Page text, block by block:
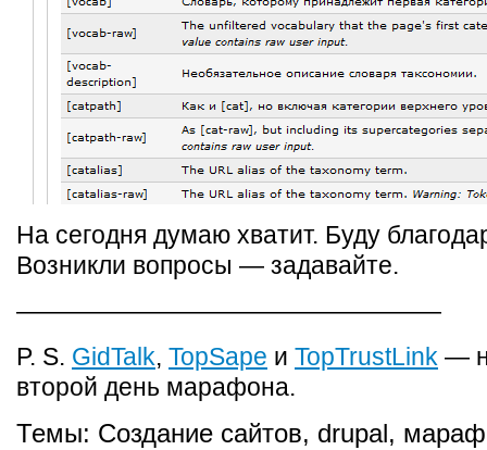
На сегодня думаю хватит. Буду
Возникли вопросы — задавайте.
—————————————————
P. S. GidTalk, TopSape и TopTrustLink —
второй день марафона.
Темы: Создание сайтов, drupal,